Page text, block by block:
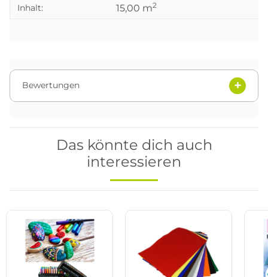
Produkteigenschaft
Wert
Inhalt: 15,00 m2
Bewertungen
Das könnte dich auch
interessieren